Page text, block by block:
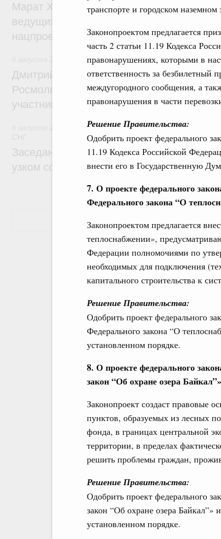
транспорте и городском наземном
Законопроектом предлагается
часть 2 статьи 11.19 Кодекса
правонарушениях, которыми в
ответственность за безбилетный
междугородного сообщения, а
правонарушения в части
Решение Правительства:
Одобрить проект федерального
11.19 Кодекса Российской
внести его в Государственную
7. О проекте федерального
Федерального закона “О
Законопроектом предлагается
теплоснабжении»,
Федерации полномочиями по
необходимых для подключения
капитального строительства к
Решение Правительства:
Одобрить проект федерального
Федерального закона “О
установленном порядке.
8. О проекте федерального
закон “Об охране озера Байкал”»
Законопроект создаст правовые
пунктов, образуемых из лесных
фонда, в границах центральной
территории, в пределах
решить проблемы граждан,
Решение Правительства:
Одобрить проект федерального
закон “Об охране озера Байкал”»
установленном порядке.
Марат Хуснуллин: Порядка 200
ведущих к спортивным объектам,
нацпроекту «Инфраструктура для
Молодёжная политика
Дмитрий Чернышенко, Сергей Кравцов и
Росмолодёжи Григорий Гуров
участников проекта «Кольцо открытий»
Евразийский экономический союз.
СНГ
Заседание Евразийского
узком составе